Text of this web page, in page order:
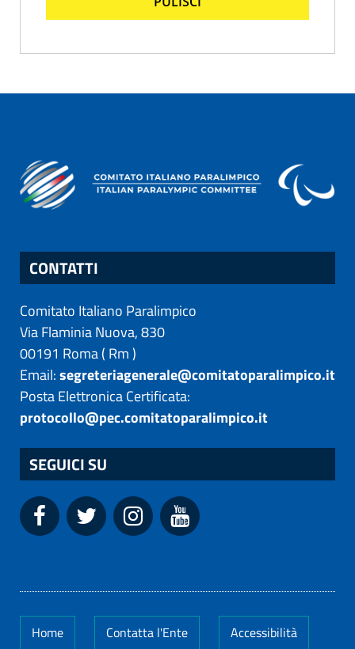
CONTATTI
Comitato Italiano Paralimpico
Via Flaminia Nuova, 830
00191 Roma( Rm)
Email:segreteriagenerale@comitatoparalimpico.it
Posta Elettronica Certificata:
protocollo@pec.comitatoparalimpico.it
SEGUICI SU
Home Contatta l'Ente Accessibilità